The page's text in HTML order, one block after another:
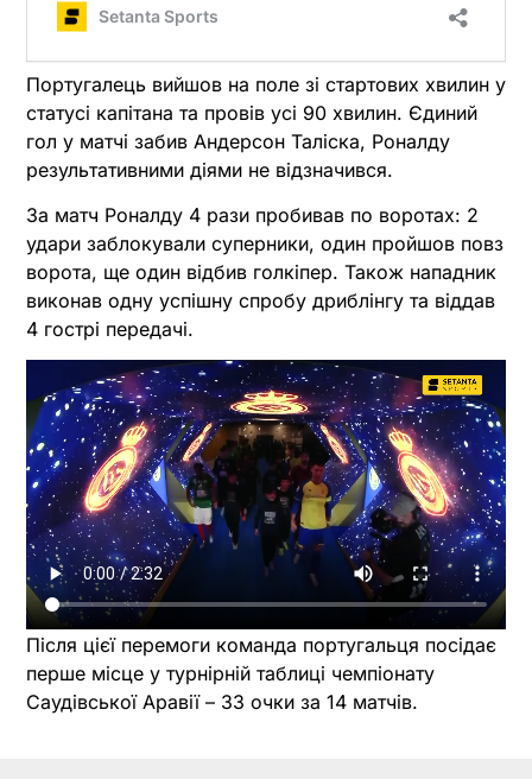
Португалець вийшов на поле зі стартових хвилин у
статусі капітана та провів усі 90 хвилин. Єдиний
гол у матчі забив Андерсон Таліска, Роналду
результативними діями не відзначився.
За матч Роналду 4 рази пробивав по воротах: 2
удари заблокували суперники, один пройшов повз
ворота, ще один відбив голкіпер. Також нападник
виконав одну успішну спробу дриблінгу та віддав
4 гострі передачі.
Після цієї перемоги команда португальця посідає
перше місце у турнірній таблиці чемпіонату
Саудівської Аравії – 33 очки за 14 матчів.